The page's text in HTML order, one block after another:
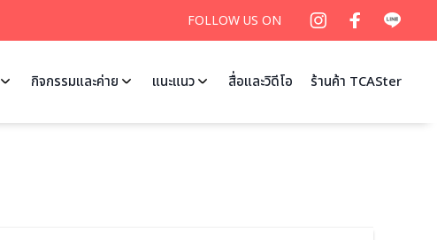
FOLLOW US ON
กิจกรรมและค่าย แนะแนว สื่อและวิดีโอ ร้านค้า TCASter